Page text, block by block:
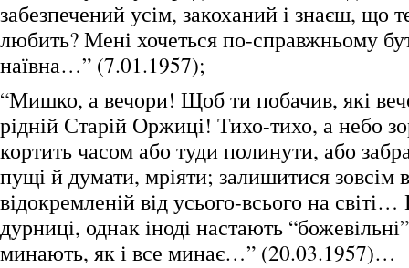
забезпечений усім, закоханий і знаєш, що
любить? Мені хочеться по-справжньому
наївна…” (7.01.1957);
“Мишко, а вечори! Щоб ти побачив, які
рідній Старій Оржиці! Тихо-тихо, а небо
кортить часом або туди полинути, або
пущі й думати, мріяти; залишитися зовсім
відокремленій від усього-всього на світі…
дурниці, однак іноді настають
минають, як і все минає…” (20.03.1957)…